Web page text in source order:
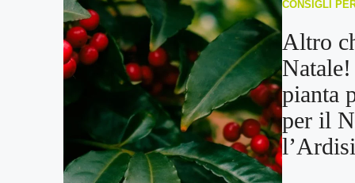
CONSIGLI
Altro
Natale!
pianta
per il